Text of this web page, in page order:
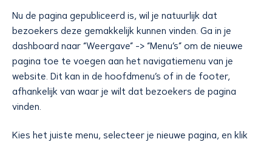
Nu de pagina gepubliceerd is, wil je natuurlijk dat
bezoekers deze gemakkelijk kunnen vinden. Ga in je
dashboard naar “Weergave” -> “Menu’s” om de nieuwe
pagina toe te voegen aan het navigatiemenu van je
website. Dit kan in de hoofdmenu’s of in de footer,
afhankelijk van waar je wilt dat bezoekers de pagina
vinden.
Kies het juiste menu, selecteer je nieuwe pagina, en klik